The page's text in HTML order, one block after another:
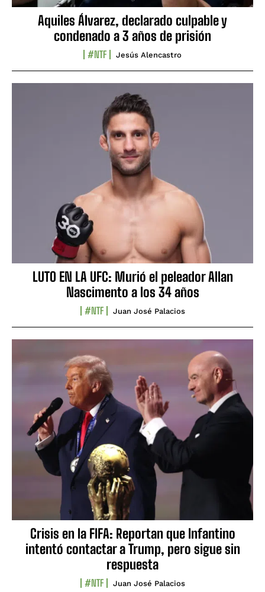
Aquiles Álvarez, declarado culpable y
condenado a 3 años de prisión
#NTF Jesús Alencastro
LUTO EN LA UFC: Murió el peleador Allan
Nascimento a los 34 años
#NTF Juan José Palacios
Crisis en la FIFA: Reportan que Infantino
intentó contactar a Trump, pero sigue sin
respuesta
#NTF Juan José Palacios